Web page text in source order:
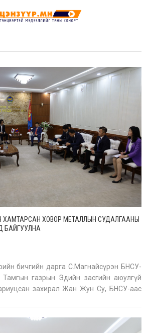
ХАМТАРСАН ХОВОР МЕТАЛЛЫН СУДАЛГААНЫ
БАЙГУУЛНА
бичгийн дарга С.Магнайсүрэн БНСУ-
Тамгын газрын Эдийн засгийн аюулгүй
захирал Жан Жун Су, БНСУ-аас